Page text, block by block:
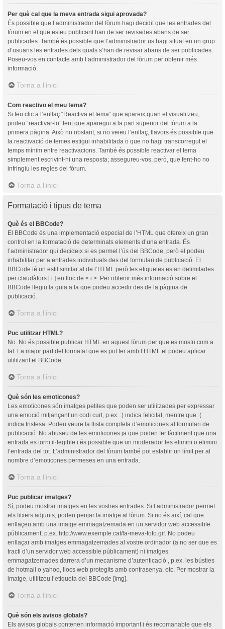
Per què cal que la meva entrada sigui aprovada?
És possible que l’administrador del fòrum hagi decidit que les entrades del
fòrum en el que esteu publicant han de ser revisades abans de ser
publicades. També és possible que l’administrador us hagi situat en un grup
d’usuaris les entrades dels quals s’han de revisar abans de ser publicades.
Poseu-vos en contacte amb l’administrador del fòrum per obtenir més
informació.
Torna a l’inici
Com reactivo el meu tema?
Si feu clic a l’enllaç “Reactiva el tema” que apareix quan el visualitzeu,
podeu “reactivar-lo” fent que aparegui a la part superior del fòrum a la
primera pàgina. Això no obstant, si no veieu l’enllaç, llavors és possible que
la reactivació de temes estigui inhabilitada o que no hagi transcorregut el
temps mínim entre reactivacions. També és possible reactivar el tema
simplement escrivint-hi una resposta; assegureu-vos, però, que fent-ho no
infringiu les regles del fòrum.
Torna a l’inici
Formatació i tipus de tema
Què és el BBCode?
El BBCode és una implementació especial de l’HTML que ofereix un gran
control en la formatació de determinats elements d’una entrada. És
l’administrador qui decideix si es permet l’ús del BBCode, però el podeu
inhabilitar per a entrades individuals des del formulari de publicació. El
BBCode té un estil similar al de l’HTML però les etiquetes estan delimitades
per claudàtors [ i ] en lloc de < i >. Per obtenir més informació sobre el
BBCode llegiu la guia a la que podeu accedir des de la pàgina de
publicació.
Torna a l’inici
Puc utilitzar HTML?
No. No és possible publicar HTML en aquest fòrum per que es mostri com a
tal. La major part del formatat que es pot fer amb l’HTML el podeu aplicar
utilitzant el BBCode.
Torna a l’inici
Què són les emoticones?
Les emoticones són imatges petites que poden ser utilitzades per expressar
una emoció mitjançant un codi curt, p.ex. :) indica felicitat, mentre que :(
indica tristesa. Podeu veure la llista completa d’emoticones al formulari de
publicació. No abuseu de les emoticones ja que poden fer fàcilment que una
entrada es torni il·legible i és possible que un moderador les elimini o elimini
l’entrada del tot. L’administrador del fòrum també pot establir un límit per al
nombre d’emoticones permeses en una entrada.
Torna a l’inici
Puc publicar imatges?
Sí, podeu mostrar imatges en les vostres entrades. Si l’administrador permet
els fitxers adjunts, podeu penjar la imatge al fòrum. Si no és així, cal que
enllaçeu amb una imatge emmagatzemada en un servidor web accessible
públicament, p.ex. http://www.exemple.cat/la-meva-foto.gif. No podeu
enllaçar amb imatges emmagatzemades al vostre ordinador (a no ser que es
tracti d’un servidor web accessible públicament) ni imatges
emmagatzemades darrera d’un mecanisme d’autenticació , p.ex. les bústies
de hotmail o yahoo, llocs web protegits amb contrasenya, etc. Per mostrar la
imatge, utilitzeu l’etiqueta del BBCode [img].
Torna a l’inici
Què són els avisos globals?
Els avisos globals contenen informació important i és recomanable que els